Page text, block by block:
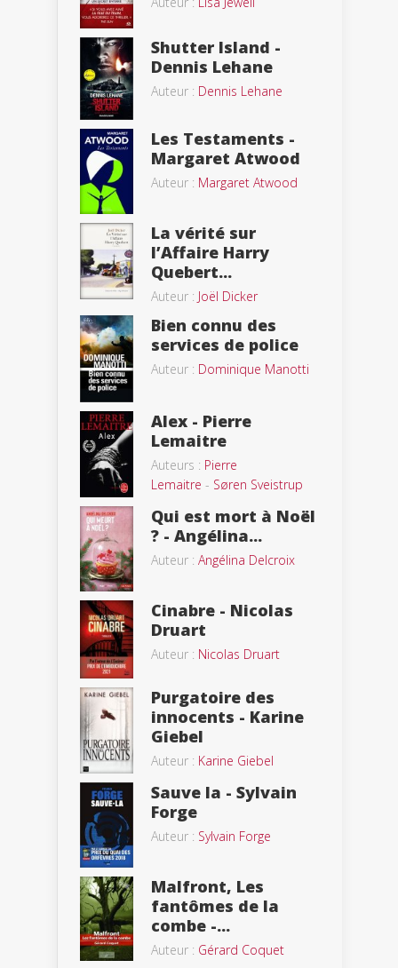
Shutter Island -
Dennis Lehane
Auteur : Dennis Lehane
Les Testaments -
Margaret Atwood
Auteur : Margaret Atwood
La vérité sur
l’Affaire Harry
Quebert...
Auteur : Joël Dicker
Bien connu des
services de police
Auteur : Dominique Manotti
Alex - Pierre
Lemaitre
Auteurs : Pierre
Lemaitre - Søren Sveistrup
Qui est mort à Noël
? - Angélina...
Auteur : Angélina Delcroix
Cinabre - Nicolas
Druart
Auteur : Nicolas Druart
Purgatoire des
innocents - Karine
Giebel
Auteur : Karine Giebel
Sauve la - Sylvain
Forge
Auteur : Sylvain Forge
Malfront, Les
fantômes de la
combe -...
Auteur : Gérard Coquet